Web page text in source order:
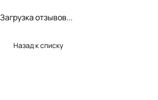
Загрузка отзывов...
Назад к списку